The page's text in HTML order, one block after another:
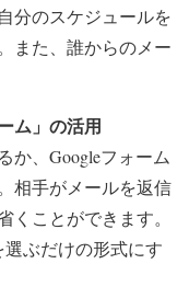
分のスケジュールを
また、誰からのメー
ム」の活用
か、Googleフォーム
相手がメールを返信
ことができます。
ぶだけの形式にす